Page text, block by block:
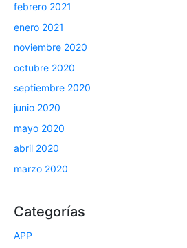
febrero 2021
enero 2021
noviembre 2020
octubre 2020
septiembre 2020
junio 2020
mayo 2020
abril 2020
marzo 2020
Categorías
APP